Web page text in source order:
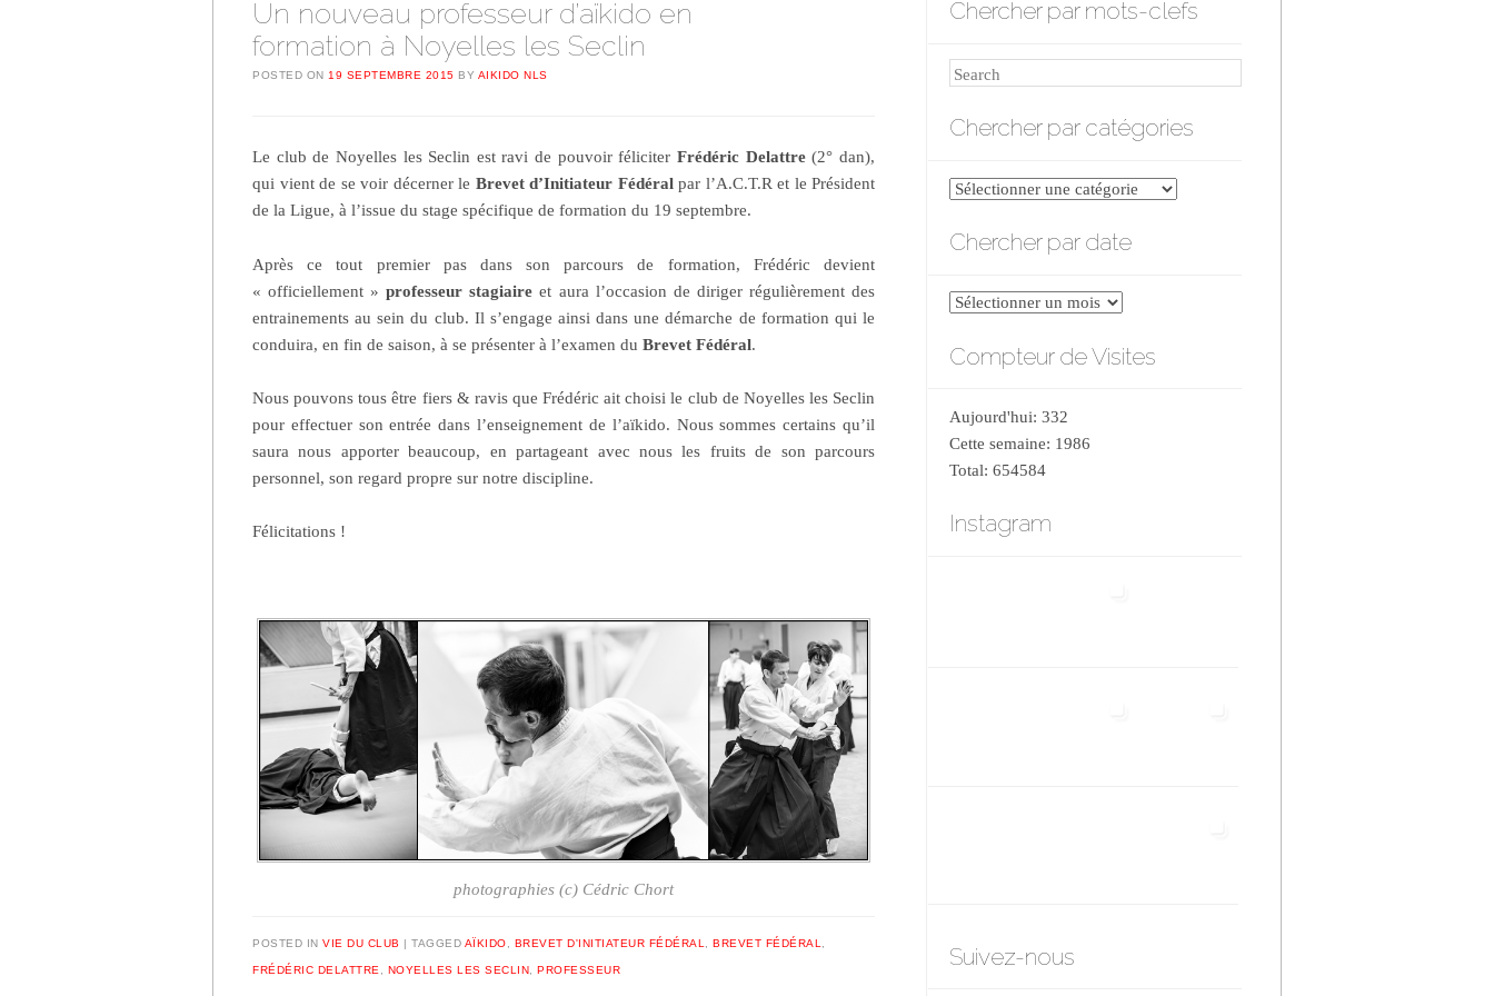
Un nouveau professeur d’aïkido en
formation à Noyelles les Seclin
POSTED ON 19 SEPTEMBRE 2015 BY AIKIDO NLS
Le club de Noyelles les Seclin est ravi de pouvoir féliciterFrédéric Delattre(2° dan),
qui vient de se voir décerner le Brevet d’Initiateur Fédéralpar l’A.C.T.R et le Président
de la Ligue, à l’issue du stage spécifique de formation du 19 septembre.
Après ce tout premier pas dans son parcours de formation, Frédéric devient
« officiellement »professeur stagiaireet aura l’occasion de diriger régulièrement des
entrainements au sein du club. Il s’engage ainsi dans une démarche de formation qui le
conduira, en fin de saison, à se présenter à l’examen du Brevet Fédéral.
Nous pouvons tous être fiers & ravis que Frédéric ait choisi le club de Noyelles les Seclin
pour effectuer son entrée dans l’enseignement de l’aïkido. Nous sommes certains qu’il
saura nous apporter beaucoup, en partageant avec nous les fruits de son parcours
personnel, son regard propre sur notre discipline.
Félicitations !
photographies (c) Cédric Chort
POSTED IN VIE DU CLUB | TAGGED AÏKIDO, BREVET D'INITIATEUR FÉDÉRAL, BREVET FÉDÉRAL,
FRÉDÉRIC DELATTRE, NOYELLES LES SECLIN, PROFESSEUR
Chercher par mots-clefs
Search
Chercher par catégories
Chercher
catégories
Chercher par date
Chercher
date
Compteur de Visites
Aujourd'hui: 332
Cette semaine: 1986
Total: 654584
Instagram
Suivez-nous